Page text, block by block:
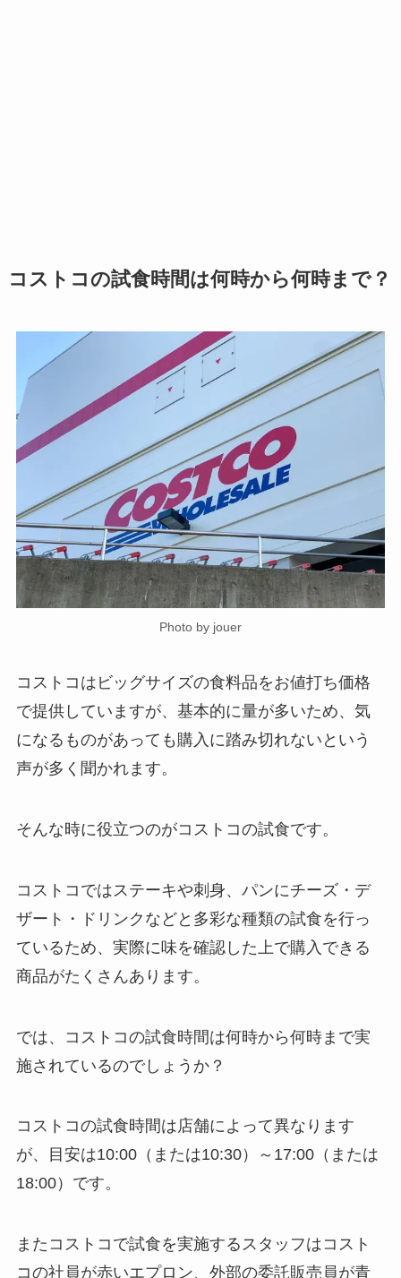
コストコの試食時間は何時から何時まで？
Photo by jouer
コストコはビッグサイズの食料品をお値打ち価格
で提供していますが、基本的に量が多いため、気
になるものがあっても購入に踏み切れないという
声が多く聞かれます。
そんな時に役立つのがコストコの試食です。
コストコではステーキや刺身、パンにチーズ・デ
ザート・ドリンクなどと多彩な種類の試食を行っ
ているため、実際に味を確認した上で購入できる
商品がたくさんあります。
では、コストコの試食時間は何時から何時まで実
施されているのでしょうか？
コストコの試食時間は店舗によって異なります
が、目安は10:00（または10:30）～17:00（または
18:00）です。
またコストコで試食を実施するスタッフはコスト
コの社員が赤いエプロン、外部の委託販売員が青